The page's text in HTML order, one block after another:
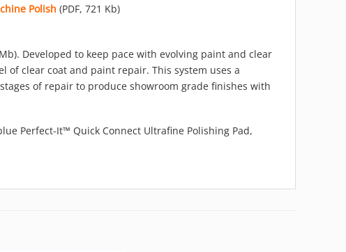
Polish (PDF, 721 Kb)
Mb). Developed to keep pace with evolving paint and clear
of clear coat and paint repair. This system uses a
of repair to produce showroom grade finishes with
Perfect-It™ Quick Connect Ultrafine Polishing Pad,